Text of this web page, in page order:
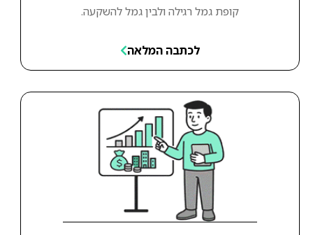
קופת גמל רגילה ולבין גמל להשקעה.
לכתבה המלאה